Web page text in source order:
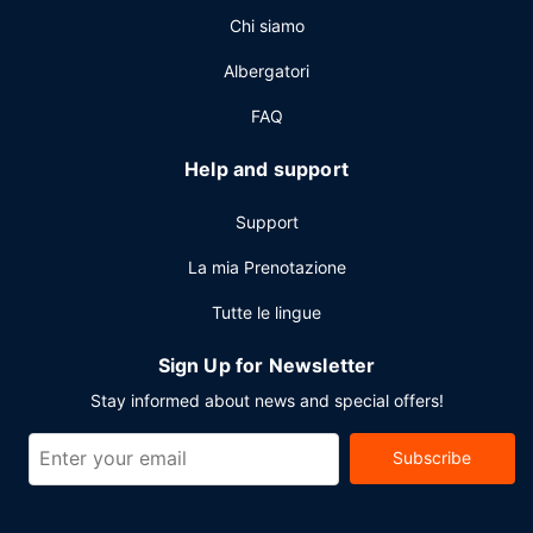
Potrai usufruire di un business center aperto 24 ore su 24,
lavanderia e lavaggio a secco. Stai pianificando un evento
a Ciudad del Carmen? Presso un hotel avrai a disposizione
sale riunioni. Il un parcheggio gratuito è disponibile in loco.
Chi siamo
Albergatori
FAQ
Help and support
Support
La mia Prenotazione
Tutte le lingue
Sign Up for Newsletter
Stay informed about news and special offers!
Subscribe